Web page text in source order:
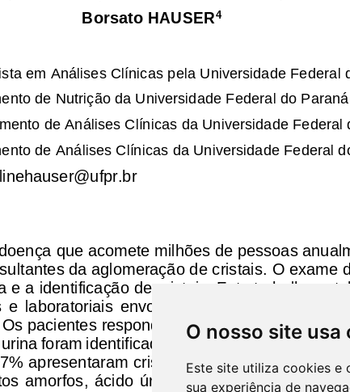
O nosso site usa
Este site utiliza cookies e
sua experiência de